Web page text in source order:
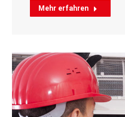
Mehr erfahren